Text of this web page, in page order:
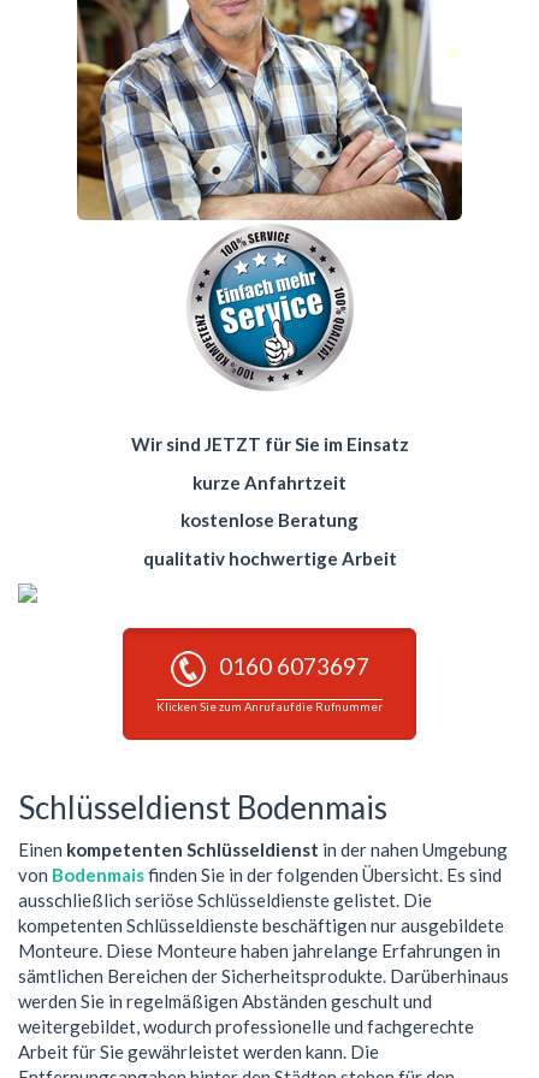
Wir sind JETZT für Sie im Einsatz
kurze Anfahrtzeit
kostenlose Beratung
qualitativ hochwertige Arbeit
0160 6073697
Klicken Sie zum Anruf auf die Rufnummer
Schlüsseldienst Bodenmais
Einen kompetenten Schlüsseldienst in der nahen Umgebung
von Bodenmaisfinden Sie in der folgenden Übersicht. Es sind
ausschließlich seriöse Schlüsseldienste gelistet. Die
kompetenten Schlüsseldienste beschäftigen nur ausgebildete
Monteure. Diese Monteure haben jahrelange Erfahrungen in
sämtlichen Bereichen der Sicherheitsprodukte. Darüberhinaus
werden Sie in regelmäßigen Abständen geschult und
weitergebildet, wodurch professionelle und fachgerechte
Arbeit für Sie gewährleistet werden kann. Die